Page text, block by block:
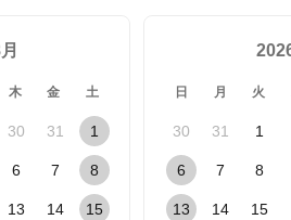
木 金 土
30 31 1
6 7 8
13 14 15
日 月 火
30 31 1
6 7 8
13 14 15